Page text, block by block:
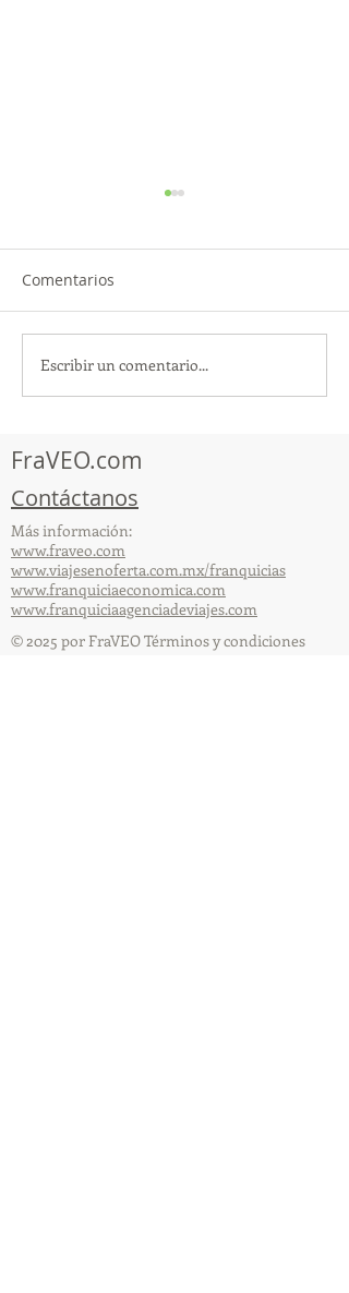
¡Acapulco y Guerrero se
Visten de Fiesta!
Comentarios
Escribir un comentario...
FraVEO.com
Contáctanos
Más información:
www.fraveo.com
www.viajesenoferta.com.mx/franquicias
www.franquiciaeconomica.com
www.franquiciaagenciadeviajes.com
© 2025 por FraVEO Términos y condiciones